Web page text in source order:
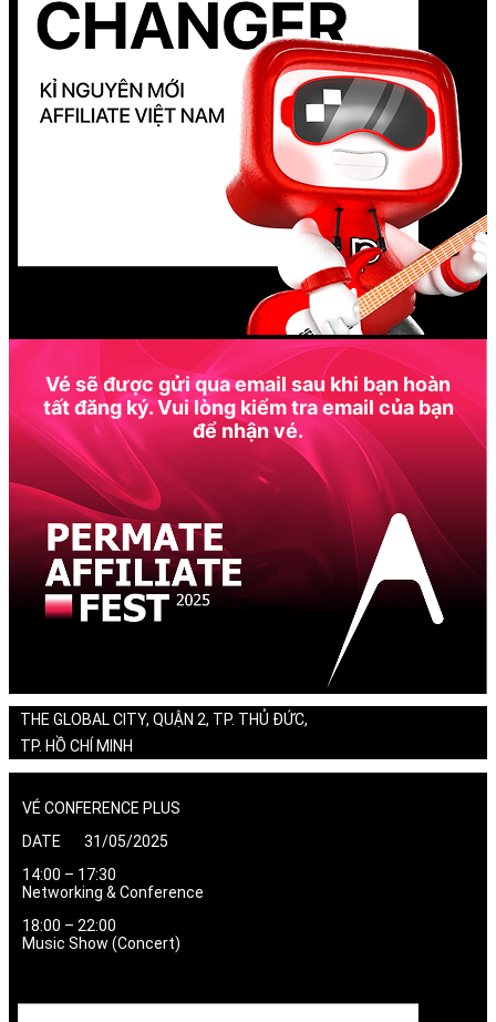
Vé sẽ được gửi qua email sau khi bạn hoàn
tất đăng ký. Vui lòng kiểm tra email của bạn
để nhận vé.
THE GLOBAL CITY, QUẬN 2, TP. THỦ ĐỨC,
TP. HỒ CHÍ MINH
VÉ CONFERENCE PLUS
DATE 31/05/2025
14:00 – 17:30
Networking & Conference
18:00 – 22:00
Music Show (Concert)